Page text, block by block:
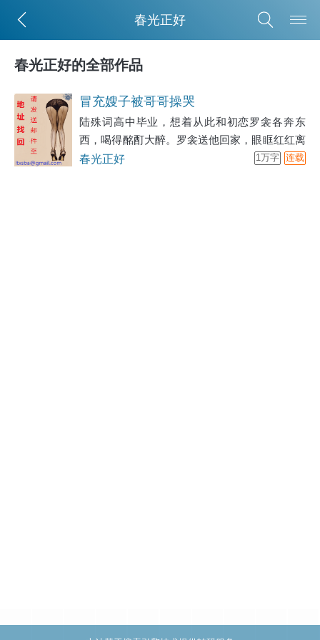
春光正好
春光正好的全部作品
冒充嫂子被哥哥操哭
陆殊词高中毕业，想着从此和初恋罗衾各奔东
西，喝得酩酊大醉。罗衾送他回家，眼眶红红离
开。
春光正好 连载
1万字